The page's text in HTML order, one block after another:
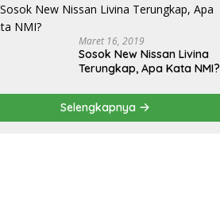
Maret 16, 2019
Sosok New Nissan Livina
Terungkap, Apa Kata NMI?
Selengkapnya